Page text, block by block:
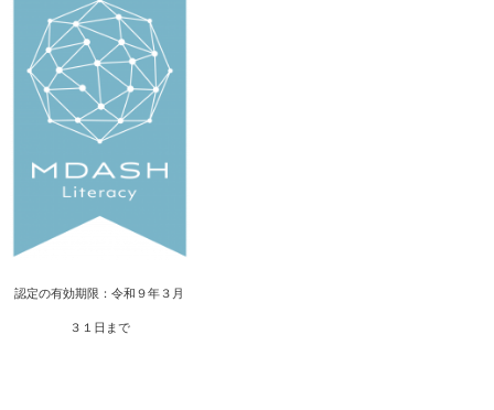
認定の有効期限：令和９年３月
３１日まで